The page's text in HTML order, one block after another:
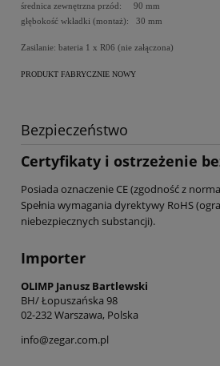
średnica zewnętrzna przód: 90 mm
głębokość wkładki (montaż): 30 mm
Zasilanie: bateria 1 x R06 (nie załączona)
PRODUKT FABRYCZNIE NOWY
Bezpieczeństwo
Certyfikaty i ostrzeżenie
Posiada oznaczenie CE (zgodność z
Spełnia wymagania dyrektywy RoHS
niebezpiecznych substancji).
Importer
OLIMP Janusz Bartlewski
BH/ Łopuszańska 98
02-232 Warszawa, Polska
info@zegar.com.pl